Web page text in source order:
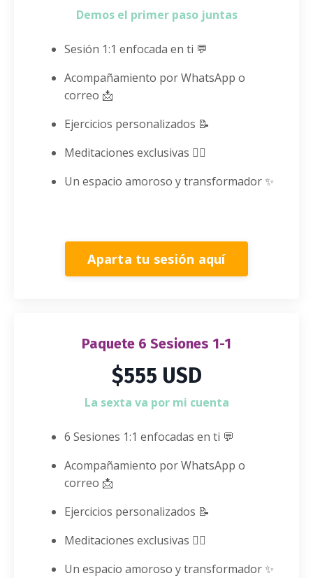
Demos el primer paso juntas
Sesión 1:1 enfocada en ti 💬
Acompañamiento por WhatsApp o
correo 📩
Ejercicios personalizados 📝
Meditaciones exclusivas 🧘‍♀️
Un espacio amoroso y transformador ✨
Aparta tu sesión aquí
Paquete 6 Sesiones 1-1
$555 USD
La sexta va por mi cuenta
6 Sesiones 1:1 enfocadas en ti 💬
Acompañamiento por WhatsApp o
correo 📩
Ejercicios personalizados 📝
Meditaciones exclusivas 🧘‍♀️
Un espacio amoroso y transformador ✨